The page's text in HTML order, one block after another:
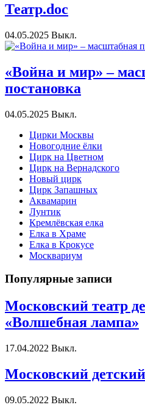
Театр.doc
04.05.2025 Выкл.
«Война и мир» –
постановка
04.05.2025 Выкл.
Цирки Москвы
Новогодние ёлки
Цирк на Цветном
Цирк на Вернадского
Новый цирк
Цирк Запашных
Аквамарин
Лунтик
Кремлёвская елка
Елка в Храме
Елка в Крокусе
Москвариум
Популярные записи
Московский театр
«Волшебная лампа»
17.04.2022 Выкл.
Московский
09.05.2022 Выкл.